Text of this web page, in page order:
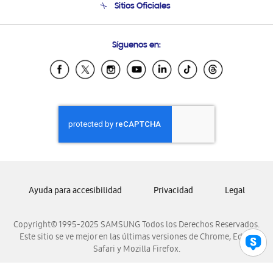
Soporte vía eMail
Sitios Oficiales
Samsung Ecuador
Samsung El Salvador
Samsung Honduras
Samsung Nicaragua
Samsung Panamá
Samsung Venezuela
Síguenos en:
Copyright© 1995-2025 SAMSUNG Todos los Derechos Reservados.
Este sitio se ve mejor en las últimas versiones de Chrome, Edge,
Safari y Mozilla Firefox.
Ayuda para accesibilidad Privacidad Legal